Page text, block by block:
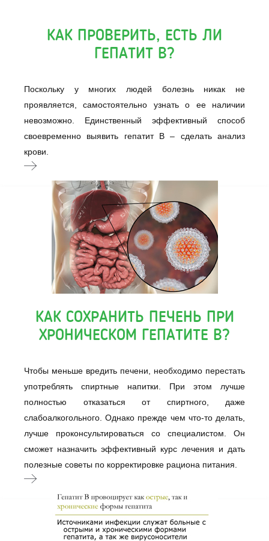
КАК ПРОВЕРИТЬ, ЕСТЬ ЛИ
ГЕПАТИТ B?
Поскольку у многих людей болезнь никак не
проявляется, самостоятельно узнать о ее наличии
невозможно. Единственный эффективный способ
своевременно выявить гепатит B – сделать анализ
крови.
КАК СОХРАНИТЬ ПЕЧЕНЬ ПРИ
ХРОНИЧЕСКОМ ГЕПАТИТЕ B?
Чтобы меньше вредить печени, необходимо перестать
употреблять спиртные напитки. При этом лучше
полностью отказаться от спиртного, даже
слабоалкогольного. Однако прежде чем что-то делать,
лучше проконсультироваться со специалистом. Он
сможет назначить эффективный курс лечения и дать
полезные советы по корректировке рациона питания.